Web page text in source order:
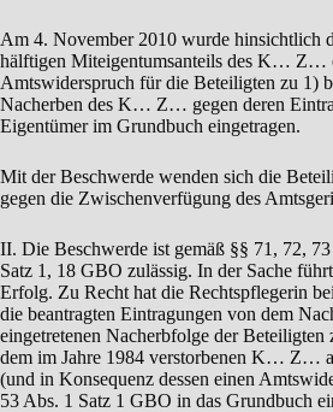
Am 4. November 2010 wurde hinsichtlich
hälftigen Miteigentumsanteils des K… Z…
Amtswiderspruch für die Beteiligten zu 1)
Nacherben des K… Z… gegen deren
Eigentümer im Grundbuch eingetragen.
Mit der Beschwerde wenden sich die
gegen die Zwischenverfügung des
II. Die Beschwerde ist gemäß §§ 71, 72,
Satz 1, 18 GBO zulässig. In der Sache
Erfolg. Zu Recht hat die Rechtspflegerin
die beantragten Eintragungen von dem
eingetretenen Nacherbfolge der Beteiligten
dem im Jahre 1984 verstorbenen K… Z…
(und in Konsequenz dessen einen
53 Abs. 1 Satz 1 GBO in das Grundbuch